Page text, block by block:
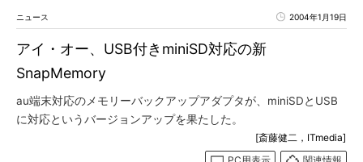
ニュース 2004年1月19日
アイ・オー、USB付きminiSD対応の新
SnapMemory
au端末対応のメモリーバックアップアダプタが、miniSDとUSB
に対応というバージョンアップを果たした。
[斎藤健二，ITmedia]